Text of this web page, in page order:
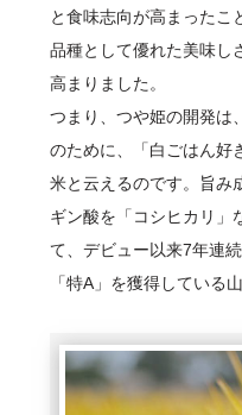
と食味志向が高まったこ
品種として優れた美味し
高まりました。
つまり、つや姫の開発は
のために、「白ごはん好
米と云えるのです。旨み
ギン酸を「コシヒカリ」
て、デビュー以来7年連
「特A」を獲得している